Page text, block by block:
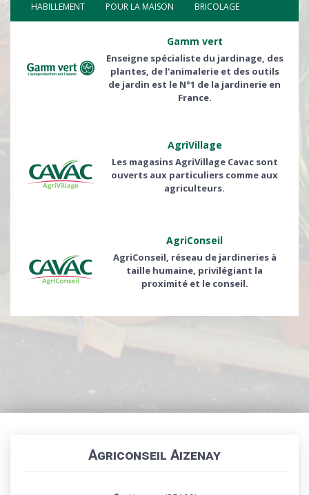
HABILLEMENT POUR LA MAISON BRICOLAGE
Gamm vert
Enseigne spécialiste du jardinage, des
plantes, de l'animalerie et des outils
de jardin est le N°1 de la jardinerie en
France.
AgriVillage
Les magasins AgriVillage Cavac sont
ouverts aux particuliers comme aux
agriculteurs.
AgriConseil
AgriConseil, réseau de jardineries à
taille humaine, privilégiant la
proximité et le conseil.
Agriconseil Aizenay